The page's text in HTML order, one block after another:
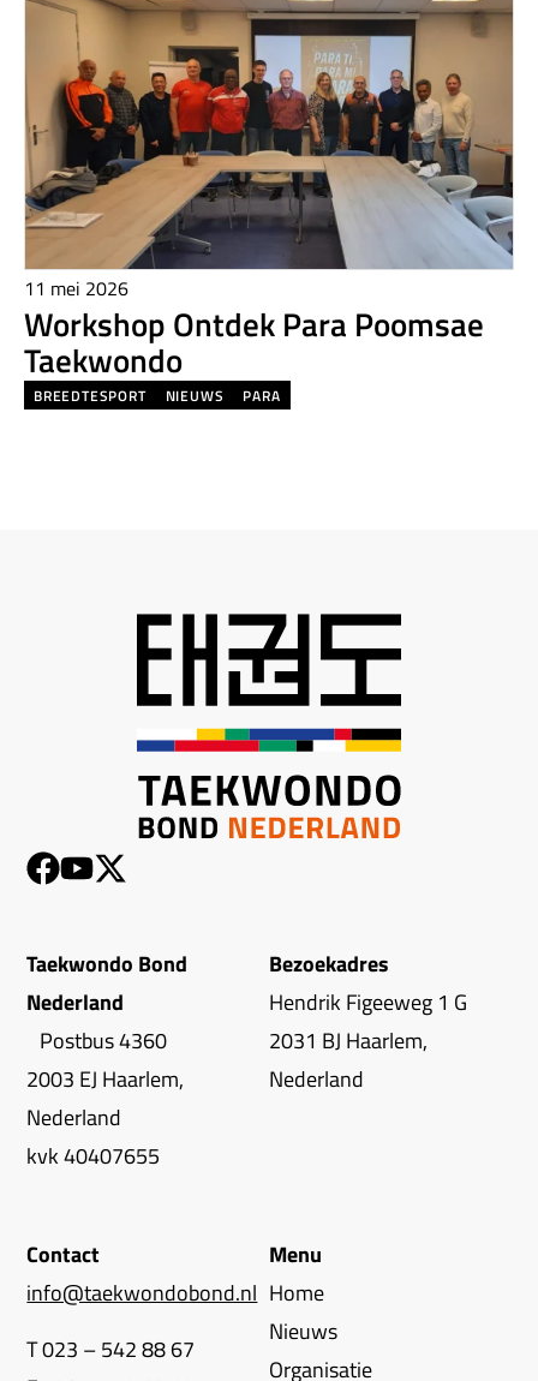
11 mei 2026
Workshop Ontdek Para Poomsae
Taekwondo
BREEDTESPORT NIEUWS PARA
Taekwondo Bond
Nederland
Postbus 4360
2003 EJ Haarlem,
Nederland
kvk 40407655
Bezoekadres
Hendrik Figeeweg 1 G
2031 BJ Haarlem,
Nederland
Contact
info@taekwondobond.nl
T 023 – 542 88 67
Menu
Home
Nieuws
Organisatie